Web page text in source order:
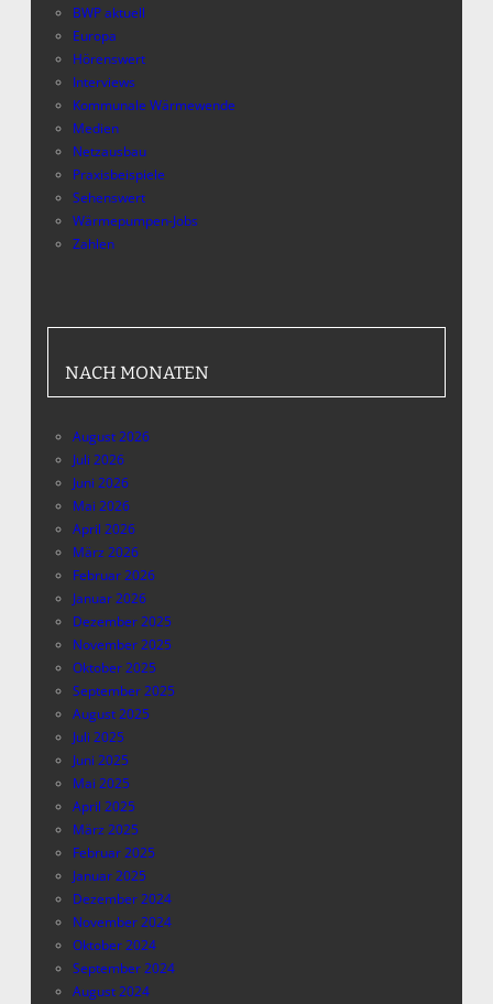
BWP aktuell
Europa
Hörenswert
Interviews
Kommunale Wärmewende
Medien
Netzausbau
Praxisbeispiele
Sehenswert
Wärmepumpen-Jobs
Zahlen
NACH MONATEN
August 2026
Juli 2026
Juni 2026
Mai 2026
April 2026
März 2026
Februar 2026
Januar 2026
Dezember 2025
November 2025
Oktober 2025
September 2025
August 2025
Juli 2025
Juni 2025
Mai 2025
April 2025
März 2025
Februar 2025
Januar 2025
Dezember 2024
November 2024
Oktober 2024
September 2024
August 2024